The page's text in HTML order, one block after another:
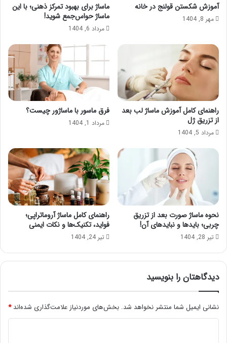
آموزش شکستن قولنج در خانه
مهر 8, 1404
ماساژ برای بهبود تمرکز ذهنی؛ با این
ماساژ حواس‌جمع شوید!
مرداد 6, 1404
راهنمای کامل آموزش ماساژ لب بعد
از تزریق ژل
مرداد 5, 1404
فرق ماسور با ماساژور چیست؟
مرداد 1, 1404
نحوه ماساژ صورت بعد از تزریق
چربی؛ بایدها و نبایدهای آن!
تیر 28, 1404
راهنمای کامل ماساژ آروماتراپی؛
فواید، تکنیک‌ها و نکات ایمنی
تیر 24, 1404
دیدگاهتان را بنویسید
نشانی ایمیل شما منتشر نخواهد شد. بخش‌های موردنیاز علامت‌گذاری شده‌اند*